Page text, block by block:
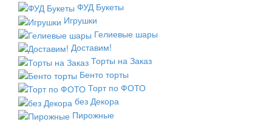
ФУД Букеты
Игрушки
Гелиевые шары
Доставим!
Торты на Заказ
Бенто торты
Торт по ФОТО
без Декора
Пирожные